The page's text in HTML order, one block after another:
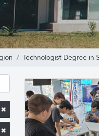
Technologist Degree in